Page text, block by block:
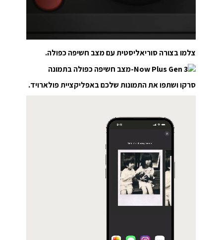
צלמו בצורה סוריאליסטית עם מצב חשיפה כפולה.
סרקו ושתפו את התמונות שלכם באפליקציית פולארויד.